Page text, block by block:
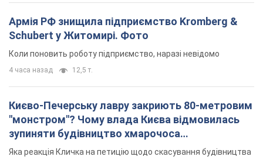
Армія РФ знищила підприємство Kromberg &
Schubert у Житомирі. Фото
Коли поновить роботу підприємство, наразі невідомо
4 часа назад 12,5 т.
Києво-Печерську лавру закриють 80-метровим
"монстром"? Чому влада Києва відмовилась
зупиняти будівництво хмарочоса
"московського вірянина"
Яка реакція Кличка на петицію щодо скасування будівництва